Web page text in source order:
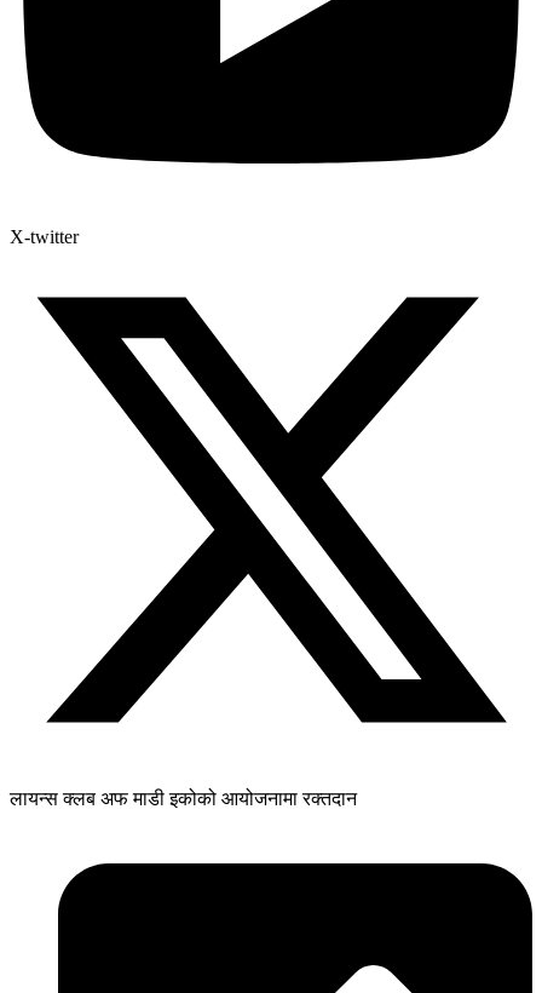
X-twitter
लायन्स क्लब अफ माडी इकोको आयोजनामा रक्तदान